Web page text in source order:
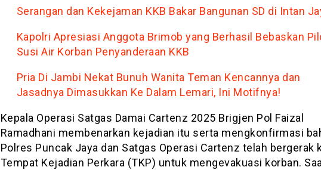
Serangan dan Kekejaman KKB Bakar Bangunan SD di Intan
Kapolri Apresiasi Anggota Brimob yang Berhasil Bebaskan
Susi Air Korban Penyanderaan KKB
Pria Di Jambi Nekat Bunuh Wanita Teman Kencannya dan
Jasadnya Dimasukkan Ke Dalam Lemari, Ini Motifnya!
Kepala Operasi Satgas Damai Cartenz 2025 Brigjen Pol Faizal
Ramadhani membenarkan kejadian itu serta mengkonfirmasi
Polres Puncak Jaya dan Satgas Operasi Cartenz telah bergerak
Tempat Kejadian Perkara (TKP) untuk mengevakuasi korban.